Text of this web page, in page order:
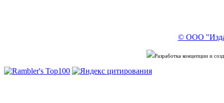
© ООО
Разработка концепции и